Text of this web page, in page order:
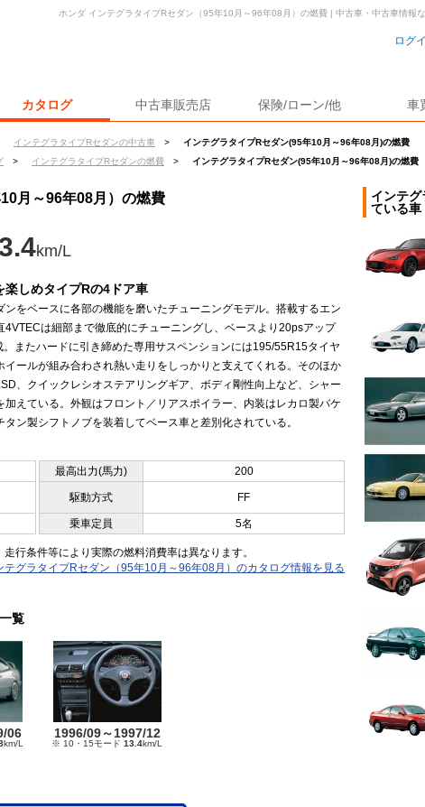
ログ
カタログ 中古車販売店 保険/ローン/他 車
インテグラタイプRセダンの中古車 >
インテグラタイプRセダン(95年10月～96年08月)の燃費
> インテグラタイプRセダンの燃費 > インテグラタイプRセダン(95年10月～96年08月)の燃費
ホンダ インテグラタイプRセダン（95年10月～96年08月）の燃費 | 中古車・中古車情報
月～96年08月）の燃費
km/L
楽しめタイプRの4ドア車
ンをベースに各部の機能を磨いたチューニングモデル。搭載するエン
4VTECは細部まで徹底的にチューニングし、ベースより20psアップ
またハードに引き締めた専用サスペンションには195/55R15タイヤ
イールが組み合わされ熱い走りをしっかりと支えてくれる。そのほか
、クイックレシオステアリングギア、ボディ剛性向上など、シャー
加えている。外観はフロント／リアスポイラー、内装はレカロ製バケ
タン製シフトノブを装着してベース車と差別化されている。
最高出力(馬力)
200
駆動方式 FF
乗車定員 5名
行条件等により実際の燃料消費率は異なります。
テグラタイプRセダン（95年10月～96年08月）のカタログ情報を見る
覧
06
km/L
1996/09～1997/12
※ 10・15モード 13.4km/L
インテ
ている車